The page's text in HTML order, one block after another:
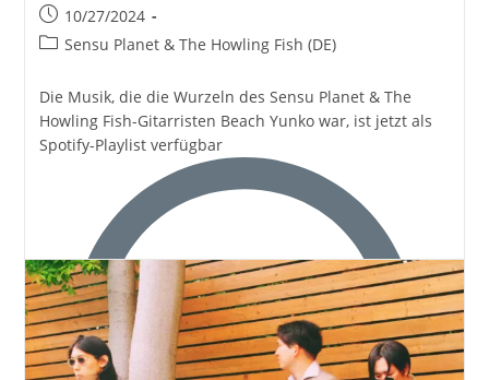
Beitrag
veröffentlicht:
10/27/2024
Beitrags-
Sensu Planet & The Howling Fish (DE)
Die Musik, die die Wurzeln des Sensu Planet & The
Howling Fish-Gitarristen Beach Yunko war, ist jetzt als
Spotify-Playlist verfügbar